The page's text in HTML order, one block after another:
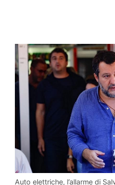
Auto elettriche, l’allarme di